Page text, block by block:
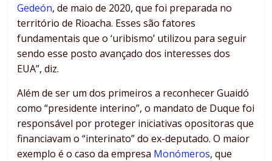
Gedeón, de maio de 2020, que foi preparada no
território de Rioacha. Esses são fatores
fundamentais que o ‘uribismo’ utilizou para seguir
sendo esse posto avançado dos interesses dos
EUA”, diz.
Além de ser um dos primeiros a reconhecer Guaidó
como “presidente interino”, o mandato de Duque foi
responsável por proteger iniciativas opositoras que
financiavam o “interinato” do ex-deputado. O maior
exemplo é o caso da empresa Monómeros, que